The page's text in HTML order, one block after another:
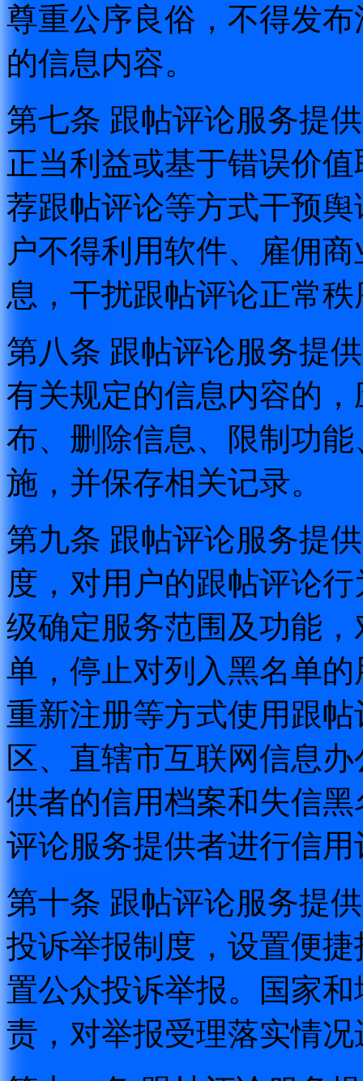
尊重公序良俗，不得发
的信息内容。
第七条 跟帖评论服务提
正当利益或基于错误价
荐跟帖评论等方式干预
户不得利用软件、雇佣
息，干扰跟帖评论正常
第八条 跟帖评论服务提
有关规定的信息内容的
布、删除信息、限制功
施，并保存相关记录。
第九条 跟帖评论服务提
度，对用户的跟帖评论
级确定服务范围及功能
单，停止对列入黑名单
重新注册等方式使用跟
区、直辖市互联网信息
供者的信用档案和失信
评论服务提供者进行信用
第十条 跟帖评论服务提
投诉举报制度，设置便
置公众投诉举报。国家
责，对举报受理落实情